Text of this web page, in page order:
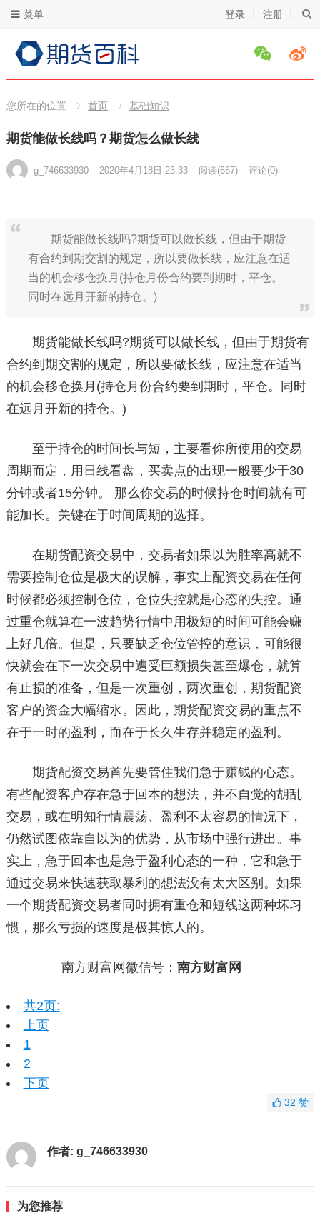
登录 注册
菜单
您所在的位置 首页 基础知识
期货能做长线吗？期货怎么做长线
g_746633930 2020年4月18日 23:33 阅读(667) 评论(0)
期货能做长线吗?期货可以做长线，但由于期货
有合约到期交割的规定，所以要做长线，应注意在适
当的机会移仓换月(持仓月份合约要到期时，平仓。
同时在远月开新的持仓。)
期货能做长线吗?期货可以做长线，但由于期货有
合约到期交割的规定，所以要做长线，应注意在适当
的机会移仓换月(持仓月份合约要到期时，平仓。同时
在远月开新的持仓。)
至于持仓的时间长与短，主要看你所使用的交易
周期而定，用日线看盘，买卖点的出现一般要少于30
分钟或者15分钟。 那么你交易的时候持仓时间就有可
能加长。关键在于时间周期的选择。
在期货配资交易中，交易者如果以为胜率高就不
需要控制仓位是极大的误解，事实上配资交易在任何
时候都必须控制仓位，仓位失控就是心态的失控。通
过重仓就算在一波趋势行情中用极短的时间可能会赚
上好几倍。但是，只要缺乏仓位管控的意识，可能很
快就会在下一次交易中遭受巨额损失甚至爆仓，就算
有止损的准备，但是一次重创，两次重创，期货配资
客户的资金大幅缩水。因此，期货配资交易的重点不
在于一时的盈利，而在于长久生存并稳定的盈利。
期货配资交易首先要管住我们急于赚钱的心态。
有些配资客户存在急于回本的想法，并不自觉的胡乱
交易，或在明知行情震荡、盈利不太容易的情况下，
仍然试图依靠自以为的优势，从市场中强行进出。事
实上，急于回本也是急于盈利心态的一种，它和急于
通过交易来快速获取暴利的想法没有太大区别。如果
一个期货配资交易者同时拥有重仓和短线这两种坏习
惯，那么亏损的速度是极其惊人的。
南方财富网微信号： 南方财富网
共2页:
上页
1
2
下页
32赞
作者: g_746633930
为您推荐